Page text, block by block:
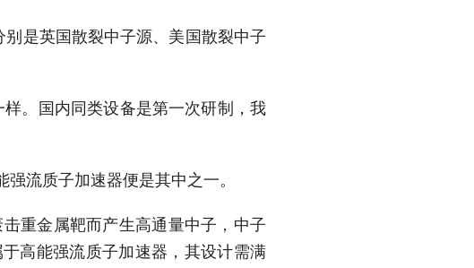
是英国散裂中子源、美国散裂中子
。国内同类设备是第一次研制，我
流质子加速器便是其中之一。
重金属靶而产生高通量中子，中子
高能强流质子加速器，其设计需满